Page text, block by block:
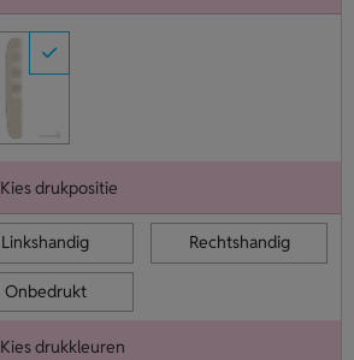
Kies drukpositie
Linkshandig Rechtshandig
Onbedrukt
Kies drukkleuren